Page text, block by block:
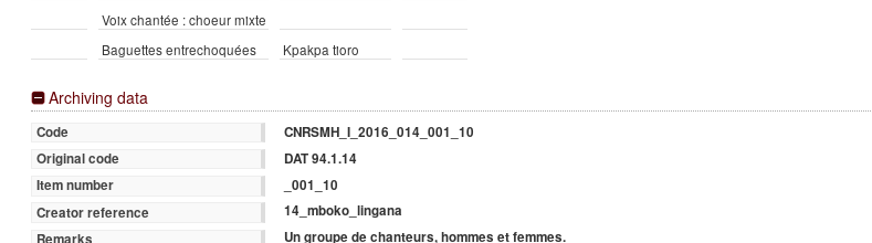
Voix chantée : choeur mixte
Baguettes entrechoquées
Kpakpa tioro
Archiving data
Code
CNRSMH_I_2016_014_001_10
Original code
DAT 94.1.14
Item number
_001_10
Creator reference
14_mboko_lingana
Remarks
Un groupe de chanteurs, hommes et femmes.